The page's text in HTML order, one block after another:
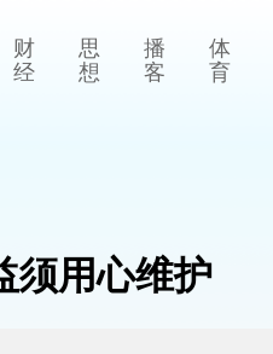
财
经
思
想
播
客
体
育
须用心维护